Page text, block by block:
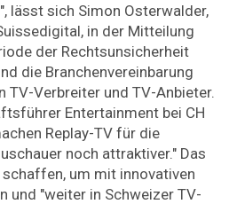
lässt sich Simon Osterwalder,
in der Mitteilung
der Rechtsunsicherheit
die Branchenvereinbarung
TV-Verbreiter und TV-Anbieter.
Entertainment bei CH
Replay-TV für die
noch attraktiver." Das
um mit innovativen
und "weiter in Schweizer TV-